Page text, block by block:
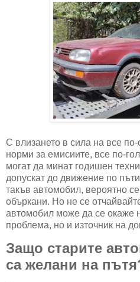
С влизането в сила на все по-
норми за емисиите, все по-
могат да минат годишен
допускат до движение по
такъв автомобил, вероятно
объркани. Но не се
автомобил може да се окаже
проблема, но и източник на
Защо старите
са желани на